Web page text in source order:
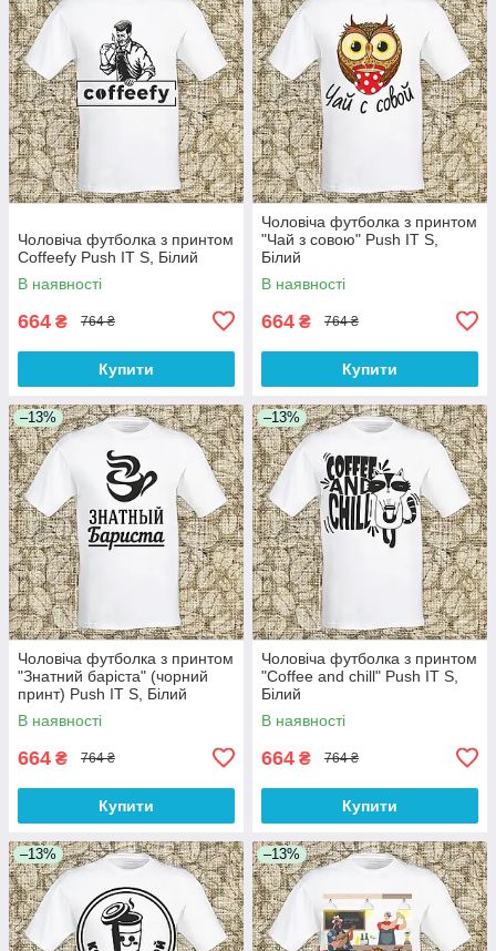
Чоловіча футболка з принтом
Coffeefy Push IT S, Білий
В наявності
664 ₴ 764 ₴
Купити
Чоловіча футболка з принтом
"Чай з совою" Push IT S,
Білий
В наявності
664 ₴ 764 ₴
Купити
–13%
Чоловіча футболка з принтом
"Знатний баріста" (чорний
принт) Push IT S, Білий
В наявності
664 ₴ 764 ₴
Купити
–13%
Чоловіча футболка з принтом
"Coffee and chill" Push IT S,
Білий
В наявності
664 ₴ 764 ₴
Купити
–13% –13%